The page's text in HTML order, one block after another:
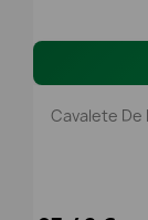
Cavalete De